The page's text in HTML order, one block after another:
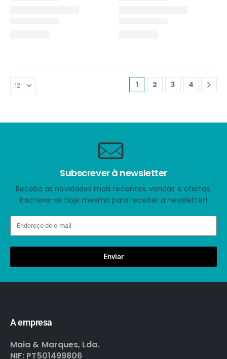
1 2 3 4
Subscrever à newsletter
Receba as novidades mais recentes, vendas e ofertas.
Inscreva-se hoje mesmo para receber a newsletter!
Enviar
A empresa
Maia & Marques, Lda.
NIF: PT501499806